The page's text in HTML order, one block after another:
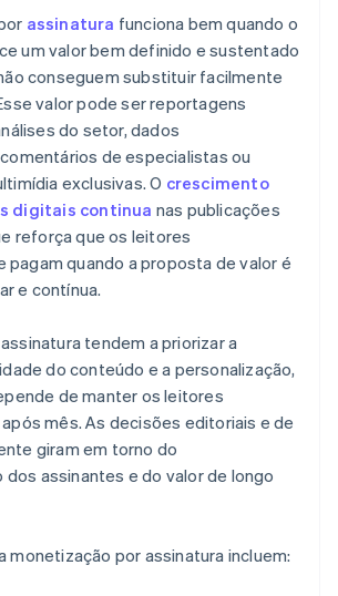
assinatura funciona bem quando o
um valor bem definido e sustentado
conseguem substituir facilmente
valor pode ser reportagens
do setor, dados
de especialistas ou
exclusivas. O crescimento
digitais continua nas publicações
reforça que os leitores
quando a proposta de valor é
e contínua.
tendem a priorizar a
do conteúdo e a personalização,
de manter os leitores
mês. As decisões editoriais e de
giram em torno do
assinantes e do valor de longo
monetização por assinatura incluem: